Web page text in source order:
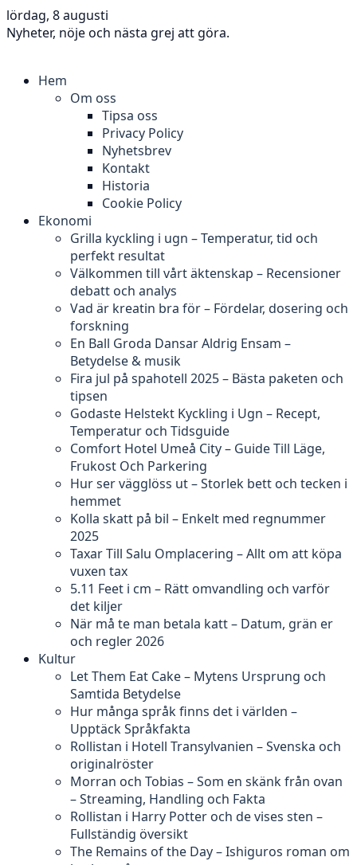
lördag, 8 augusti
Nyheter, nöje och nästa grej att göra.
Hem
Om oss
Tipsa oss
Privacy Policy
Nyhetsbrev
Kontakt
Historia
Cookie Policy
Ekonomi
Grilla kyckling i ugn – Temperatur, tid och
perfekt resultat
Välkommen till vårt äktenskap – Recensioner
debatt och analys
Vad är kreatin bra för – Fördelar, dosering och
forskning
En Ball Groda Dansar Aldrig Ensam –
Betydelse & musik
Fira jul på spahotell 2025 – Bästa paketen och
tipsen
Godaste Helstekt Kyckling i Ugn – Recept,
Temperatur och Tidsguide
Comfort Hotel Umeå City – Guide Till Läge,
Frukost Och Parkering
Hur ser vägglöss ut – Storlek bett och tecken i
hemmet
Kolla skatt på bil – Enkelt med regnummer
2025
Taxar Till Salu Omplacering – Allt om att köpa
vuxen tax
5.11 Feet i cm – Rätt omvandling och varför
det kiljer
När må te man betala katt – Datum, grän er
och regler 2026
Kultur
Let Them Eat Cake – Mytens Ursprung och
Samtida Betydelse
Hur många språk finns det i världen –
Upptäck Språkfakta
Rollistan i Hotell Transylvanien – Svenska och
originalröster
Morran och Tobias – Som en skänk från ovan
– Streaming, Handling och Fakta
Rollistan i Harry Potter och de vises sten –
Fullständig översikt
The Remains of the Day – Ishiguros roman om